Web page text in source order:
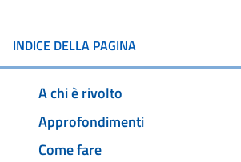
INDICE DELLA PAGINA
A chi è rivolto
Approfondimenti
Come fare